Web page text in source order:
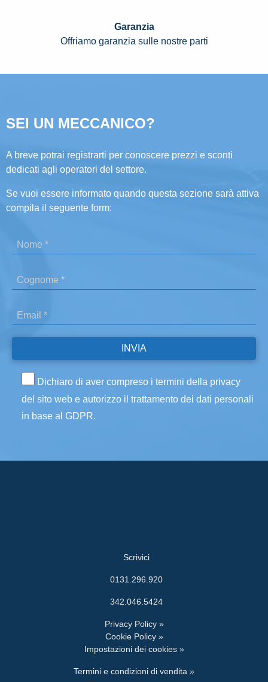
Garanzia
Offriamo garanzia sulle nostre parti
SEI UN MECCANICO?
A breve potrai registrarti per conoscere prezzi e sconti
dedicati agli operatori del settore.
Se vuoi essere informato quando questa sezione sarà attiva
compila il seguente form:
Dichiaro di aver compreso i termini della privacy
del sito web e autorizzo il trattamento dei dati personali
in base al GDPR.
Scrivici
0131.296.920
342.046.5424
Privacy Policy »
Cookie Policy »
Impostazioni dei cookies »
Termini e condizioni di vendita »